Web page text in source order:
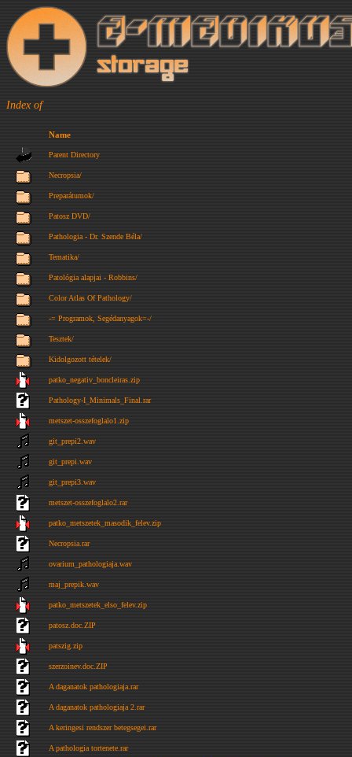
Index of
Name
Parent Directory
Necropsia/
Preparátumok/
Patosz DVD/
Pathologia - Dr. Szende Béla/
Tematika/
Patológia alapjai - Robbins/
Color Atlas Of Pathology/
-= Programok, Segédanyagok=-/
Tesztek/
Kidolgozott tételek/
patko_negativ_boncleiras.zip
Pathology-I_Minimals_Final.rar
metszet-osszefoglalo1.zip
git_prepi2.wav
git_prepi.wav
git_prepi3.wav
metszet-osszefoglalo2.rar
patko_metszetek_masodik_felev.zip
Necropsia.rar
ovarium_pathologiaja.wav
maj_prepik.wav
patko_metszetek_elso_felev.zip
patosz.doc.ZIP
patszig.zip
szerzoinev.doc.ZIP
A daganatok pathologiaja.rar
A daganatok pathologiaja 2.rar
A keringesi rendszer betegsegei.rar
A pathologia tortenete.rar